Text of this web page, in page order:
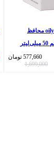
کرم ضد آفتاب بی‌رنگ تاجینادرم SPF 50 مدل oily محافظ
577,660 تومان
1,699,000